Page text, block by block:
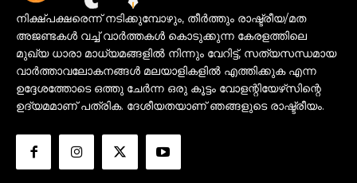
നിക്ഷ്പക്ഷരെന്ന് നടിക്കുമ്പോഴും, തീർത്തും രാഷ്ട്രീയ/മത
അജണ്ടകൾ വച്ച് വാർത്തകൾ കൊടുക്കുന്ന കേരളത്തിലെ
മുഖ്യ ധാരാ മാധ്യമങ്ങളിൽ നിന്നും വേറിട്ട്, സത്യസന്ധമായ
വാർത്താവലോകനങ്ങൾ മലയാളികളിൽ എത്തിക്കുക എന്ന
ഉദ്ദേശത്തോടെ ഒത്തു ചേർന്ന ഒരു കൂട്ടം വോളന്റിയേഴ്‌സിന്റെ
ഉദ്യമമാണ് പത്രിക. ദേശീയതയാണ് ഞങ്ങളുടെ രാഷ്ട്രീയം.